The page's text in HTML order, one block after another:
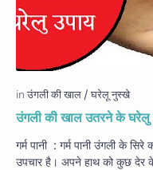
उंगली की खाल उतरने के
गर्म पानी : गर्म पानी उंगली के सिरे का खाल उतरने पर गर्म पानी इसका सबसे अच्छा
उपचार है। अपने हाथ को कुछ देर